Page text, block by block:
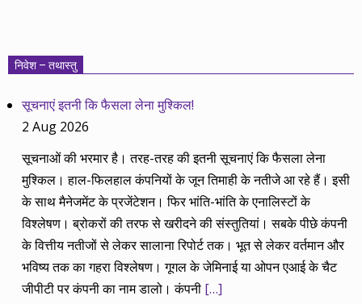
निवेश – तथास्तु
सूचनाएं इतनी कि फैसला लेना मुश्किल!
2 Aug 2026
सूचनाओं की भरमार है। तरह-तरह की इतनी सूचनाएं कि फैसला लेना
मुश्किल। हाल-फिलहाल कंपनियों के जून तिमाही के नतीजे आ रहे हैं। इसी
के साथ मैनेजमेंट के प्रजेंटेशन। फिर भांति-भांति के एनालिस्टों के
विश्लेषण। ब्रोकरों की तरफ से खरीदने की संस्तुतियां। सबके पीछे कंपनी
के वित्तीय नतीजों से लेकर सालाना रिपोर्ट तक। भूत से लेकर वर्तमान और
भविष्य तक का गहरा विश्लेषण। गूगल के जेमिनाई या ओपन एआई के चैट
जीपीटी पर कंपनी का नाम डालो। कंपनी […]